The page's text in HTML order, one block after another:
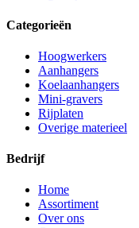
Categorieën
Hoogwerkers
Aanhangers
Koelaanhangers
Mini-gravers
Rijplaten
Overige materieel
Bedrijf
Home
Assortiment
Over ons